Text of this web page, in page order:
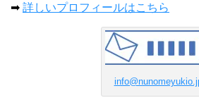
➡ 詳しいプロフィールはこちら